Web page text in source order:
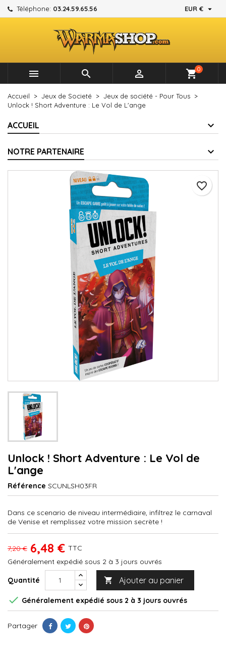
Téléphone: 03.24.59.65.56 EUR € 
   shopping_cart0
Accueil Jeux de Societé
Jeux de société - Pour Tous
Unlock ! Short Adventure : Le Vol de L'ange
ACCUEIL
NOTRE PARTENAIRE
Unlock ! Short Adventure : Le Vol de
L'ange
Référence SCUNLSH03FR
Dans ce scenario de niveau intermédiaire, infiltrez le carnaval
de Venise et remplissez votre mission secrète !
7,20 € 6,48 € TTC
Généralement expédié sous 2 à 3 jours ouvrés
Quantité  Ajouter au panier
favorite_border
 Généralement expédié sous 2 à 3 jours ouvrés
Partager
Mes listes d'envies ×
Créer une nouvelle liste
Créer une liste d'envies ×
Nom de la liste d'envies
Annuler Créer une liste d'envies
Connexion ×
Vous devez être connecté pour ajouter des produits à
votre liste d'envies.